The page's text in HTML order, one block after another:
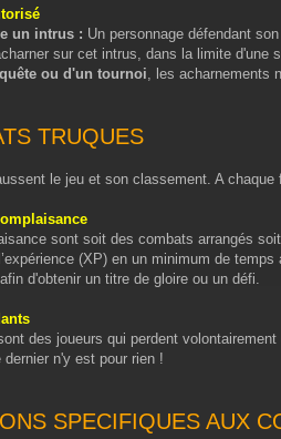
un intrus : Un personnage défendant
sur cet intrus, dans la limite d'une
ou d'un tournoi , les acharnements
TRUQUES
le jeu et son classement. A
sont soit des combats arrangés
(XP) en un minimum de
d'obtenir un titre de gloire ou un défi.
des joueurs qui perdent
n'y est pour rien !
SPECIFIQUES AUX